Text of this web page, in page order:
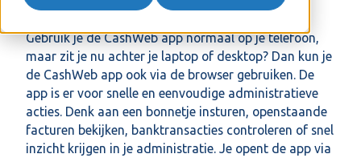
Gebruik je de CashWeb app normaal op je telefoon,
maar zit je nu achter je laptop of desktop? Dan kun je
de CashWeb app ook via de browser gebruiken. De
app is er voor snelle en eenvoudige administratieve
acties. Denk aan een bonnetje insturen, openstaande
facturen bekijken, banktransacties controleren of snel
inzicht krijgen in je administratie. Je opent de app via